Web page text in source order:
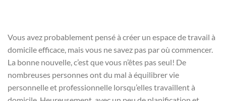
Vous avez probablement pensé à créer un espace de travail à
domicile efficace, mais vous ne savez pas par où commencer.
La bonne nouvelle, c’est que vous n’êtes pas seul! De
nombreuses personnes ont du mal à équilibrer vie
personnelle et professionnelle lorsqu’elles travaillent à